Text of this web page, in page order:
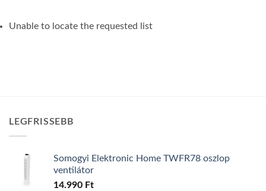
Unable to locate the requested list
LEGFRISSEBB
Somogyi Elektronic Home TWFR78 oszlop
ventilátor
14.990 Ft